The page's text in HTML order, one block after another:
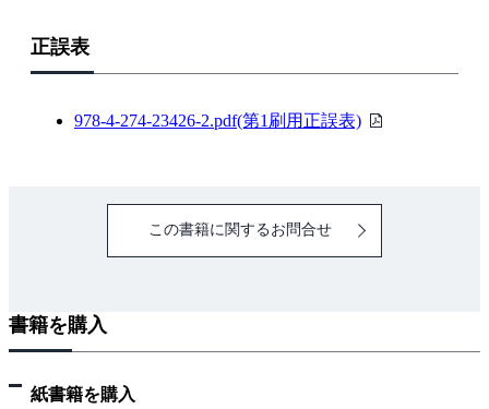
1.5 ばらつきの程度を表す基本統計量
理解度確認／練習
2.2 チェックシート
2.4 パレート図
3章 QC七つ道具(2)
3.1 ヒストグラム
正誤表
978-4-274-23426-2.pdf(第1刷用正誤表)
PDF
この書籍に関するお問合せ
書籍を購入
紙書籍を購入